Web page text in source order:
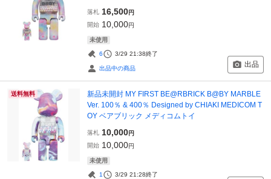
落札 16,500円
開始 10,000円
未使用
6 3/29 21:38終了
出品中の商品 出品
送料無料
新品未開封 MY FIRST BE@RBRICK B@BY MARBLE
Ver. 100％ & 400％ Designed by CHIAKI MEDICOM T
OY ベアブリック メディコムトイ
落札 10,000円
開始 10,000円
未使用
1 3/29 21:28終了